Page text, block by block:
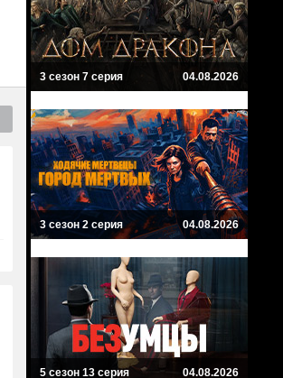
3 сезон 7 серия 04.08.2026
3 сезон 2 серия 04.08.2026
5 сезон 13 серия 04.08.2026